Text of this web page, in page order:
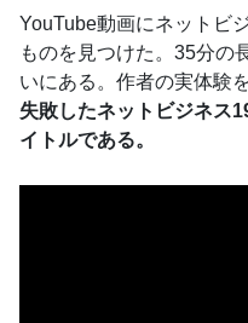
YouTube動画にネットビ
ものを見つけた。35分の
いにある。作者の実体験
失敗したネットビジネス
イトルである。